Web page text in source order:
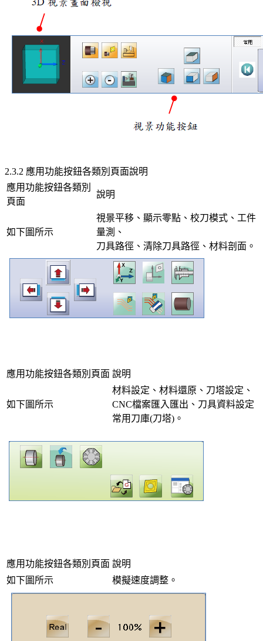
2.3.2 應用功能按鈕各類別頁面說明
應用功能按鈕各類別
頁面
說明
如下圖所示
視景平移、顯示零點、校刀模式、工件
量測、
刀具路徑、清除刀具路徑、材料剖面。
應用功能按鈕各類別頁面 說明
如下圖所示
材料設定、材料還原、刀塔設定、
CNC檔案匯入匯出、刀具資料設定
常用刀庫(刀塔)。
應用功能按鈕各類別頁面 說明
如下圖所示
模擬速度調整。